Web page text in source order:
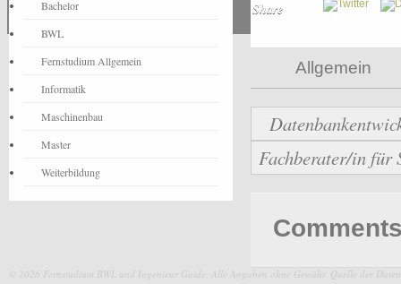
Share
Allgemein
Fachberater/in für
Bachelor
BWL
Fernstudium Allgemein
Informatik
Maschinenbau
Master
Weiterbildung
© 2026 Fernstudium BWL und Ingenieur Guide. Alle Angaben ohne Gewähr. Quelle der